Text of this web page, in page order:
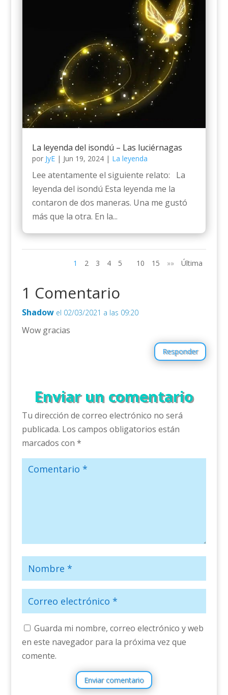
La leyenda del isondú – Las luciérnagas
por JyE| Jun 19, 2024| La leyenda
Lee atentamente el siguiente relato: La
leyenda del isondú Esta leyenda me la
contaron de dos maneras. Una me gustó
más que la otra. En la...
1 2 3 4 5 10 15 »» Última
1 Comentario
Shadow el 02/03/2021 a las 09:20
Wow gracias
Responder
Enviar un comentario
Tu dirección de correo electrónico no será
publicada. Los campos obligatorios están
marcados con *
Guarda mi nombre, correo electrónico y web
en este navegador para la próxima vez que
comente.
Enviar comentario